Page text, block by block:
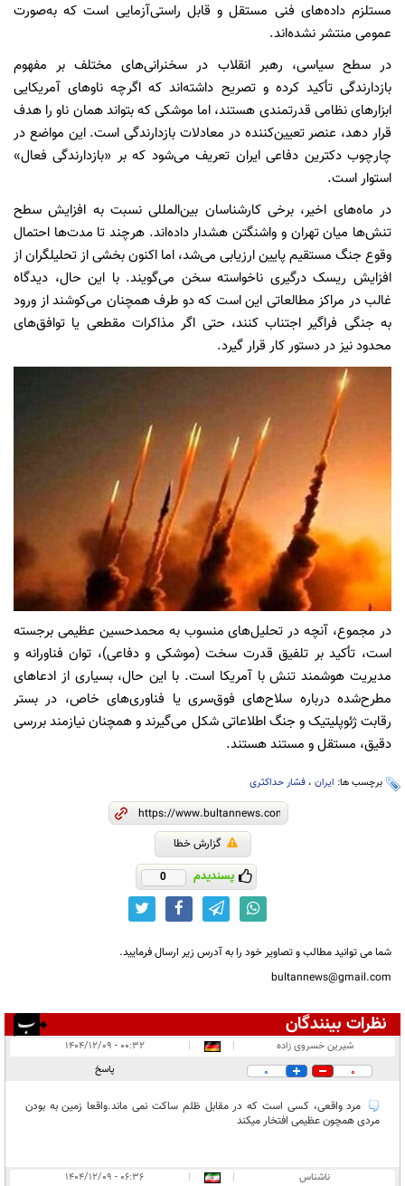
مستلزم داده‌های فنی مستقل و قابل راستی‌آزمایی است که به‌صورت
عمومی منتشر نشده‌اند.
در سطح سیاسی، رهبر انقلاب در سخنرانی‌های مختلف بر مفهوم
بازدارندگی تأکید کرده و تصریح داشته‌اند که اگرچه ناوهای آمریکایی
ابزارهای نظامی قدرتمندی هستند، اما موشکی که بتواند همان ناو را هدف
قرار دهد، عنصر تعیین‌کننده در معادلات بازدارندگی است. این مواضع در
چارچوب دکترین دفاعی ایران تعریف می‌شود که بر «بازدارندگی فعال»
استوار است.
در ماه‌های اخیر، برخی کارشناسان بین‌المللی نسبت به افزایش سطح
تنش‌ها میان تهران و واشنگتن هشدار داده‌اند. هرچند تا مدت‌ها احتمال
وقوع جنگ مستقیم پایین ارزیابی می‌شد، اما اکنون بخشی از تحلیلگران از
افزایش ریسک درگیری ناخواسته سخن می‌گویند. با این حال، دیدگاه
غالب در مراکز مطالعاتی این است که دو طرف همچنان می‌کوشند از ورود
به جنگی فراگیر اجتناب کنند، حتی اگر مذاکرات مقطعی یا توافق‌های
محدود نیز در دستور کار قرار گیرد.
در مجموع، آنچه در تحلیل‌های منسوب به محمدحسین عظیمی برجسته
است، تأکید بر تلفیق قدرت سخت (موشکی و دفاعی)، توان فناورانه و
مدیریت هوشمند تنش با آمریکا است. با این حال، بسیاری از ادعاهای
مطرح‌شده درباره سلاح‌های فوق‌سری یا فناوری‌های خاص، در بستر
رقابت ژئوپلیتیک و جنگ اطلاعاتی شکل می‌گیرند و همچنان نیازمند بررسی
دقیق، مستقل و مستند هستند.
برچسب ها: ایران ، فشار حداکثری
گزارش خطا
پسندیدم 0
شما می توانید مطالب و تصاویر خود را به آدرس زیر ارسال فرمایید.
bultannews@gmail.com
نظرات بینندگان
انتشار یافته:۲
در انتظار بررسی:
شیرین خسروی زاده |
|
۰۰:۳۲ - ۱۴۰۴/۱۲/۰۹
0
0 پاسخ
مرد واقعی، کسی است که در مقابل ظلم ساکت نمی ماند.واقعا زمین به بودن
مردی همچون عظیمی افتخار میکند
ناشناس |
|
۰۶:۳۶ - ۱۴۰۴/۱۲/۰۹